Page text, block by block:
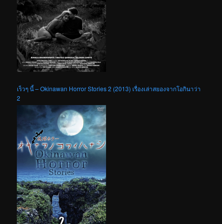
เร็วๆ นี้ – Okinawan Horror Stories 2 (2013) เรื่องเล่าสยองจากโอกินาว่า
2